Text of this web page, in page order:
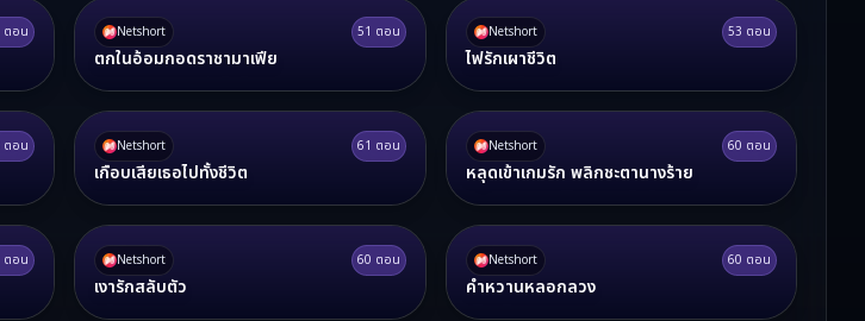
ตอน Netshort 51 ตอน
ตกในอ้อมกอดราชามาเฟีย
Netshort 53 ตอน
ไฟรักเผาชีวิต
ตอน Netshort 61 ตอน
เกือบเสียเธอไปทั้งชีวิต
Netshort 60 ตอน
หลุดเข้าเกมรัก พลิกชะตานางร้าย
ตอน Netshort 60 ตอน
เงารักสลับตัว
Netshort 60 ตอน
คำหวานหลอกลวง